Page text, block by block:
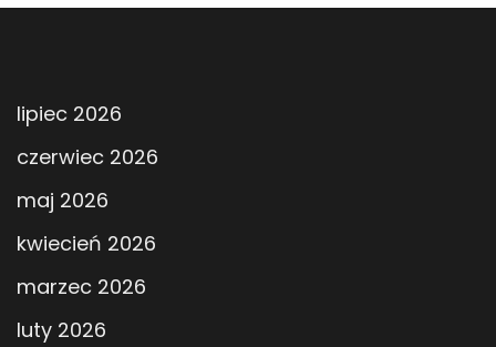
lipiec 2026
czerwiec 2026
maj 2026
kwiecień 2026
marzec 2026
luty 2026